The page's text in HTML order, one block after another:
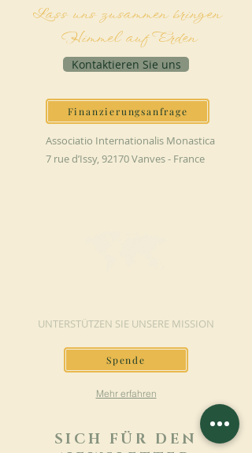
Lass uns zusammen bringen
Himmel auf Erden
Kontaktieren Sie uns
Finanzierungsanfrage
Associatio Internationalis Monastica
7 rue d’Issy, 92170 Vanves - France
UNTERSTÜTZEN SIE UNSERE MISSION
Spende
Mehr erfahren
SICH FÜR DEN